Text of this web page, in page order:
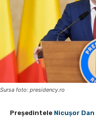
Sursa foto: presidency.ro
Preşedintele Nicușor Dan